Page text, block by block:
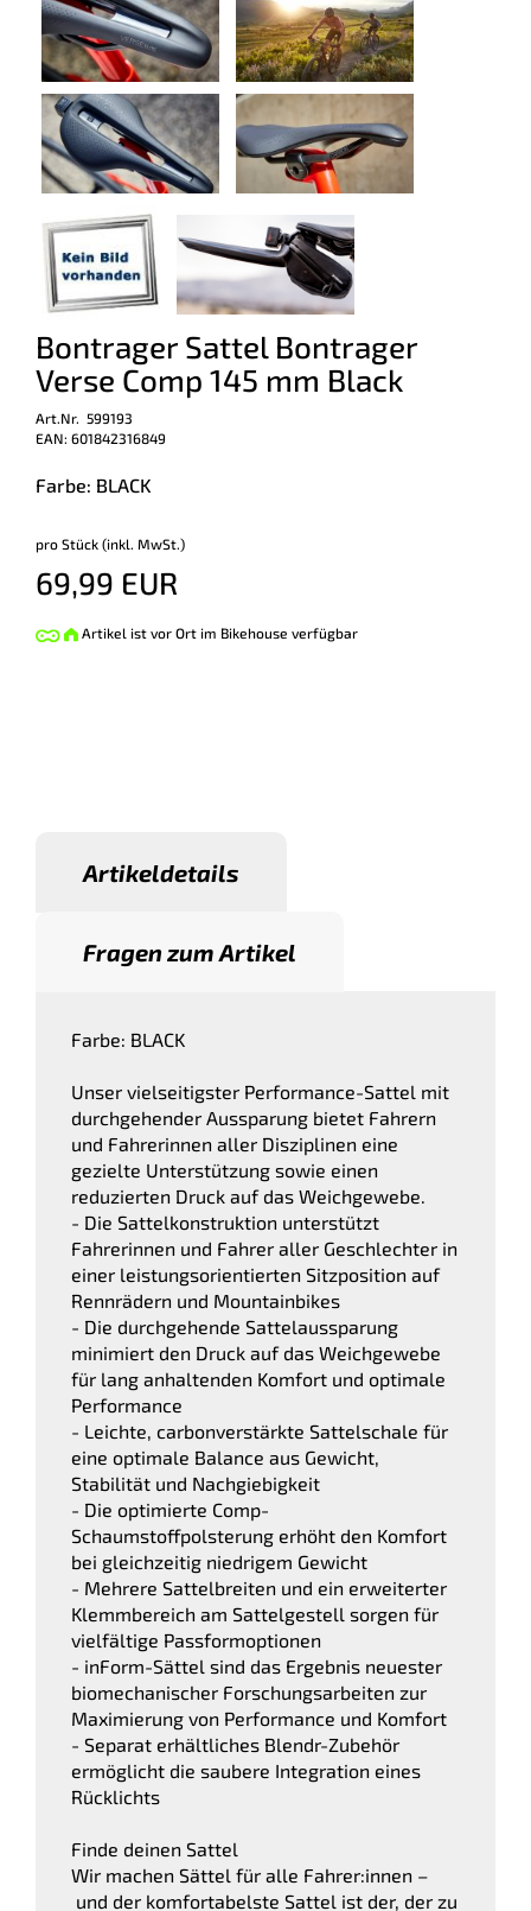
Bontrager Sattel Bontrager
Verse Comp 145 mm Black
Art.Nr. 599193
EAN: 601842316849
Farbe: BLACK
pro Stück (inkl. MwSt.)
69,99 EUR
Artikel ist vor Ort im Bikehouse verfügbar
Artikeldetails
Fragen zum Artikel
Farbe: BLACK
Unser vielseitigster Performance-Sattel mit
durchgehender Aussparung bietet Fahrern
und Fahrerinnen aller Disziplinen eine
gezielte Unterstützung sowie einen
reduzierten Druck auf das Weichgewebe.
- Die Sattelkonstruktion unterstützt
Fahrerinnen und Fahrer aller Geschlechter in
einer leistungsorientierten Sitzposition auf
Rennrädern und Mountainbikes
- Die durchgehende Sattelaussparung
minimiert den Druck auf das Weichgewebe
für lang anhaltenden Komfort und optimale
Performance
- Leichte, carbonverstärkte Sattelschale für
eine optimale Balance aus Gewicht,
Stabilität und Nachgiebigkeit
- Die optimierte Comp-
Schaumstoffpolsterung erhöht den Komfort
bei gleichzeitig niedrigem Gewicht
- Mehrere Sattelbreiten und ein erweiterter
Klemmbereich am Sattelgestell sorgen für
vielfältige Passformoptionen
- inForm-Sättel sind das Ergebnis neuester
biomechanischer Forschungsarbeiten zur
Maximierung von Performance und Komfort
- Separat erhältliches Blendr-Zubehör
ermöglicht die saubere Integration eines
Rücklichts
Finde deinen Sattel
Wir machen Sättel für alle Fahrer:innen –
und der komfortabelste Sattel ist der, der zu